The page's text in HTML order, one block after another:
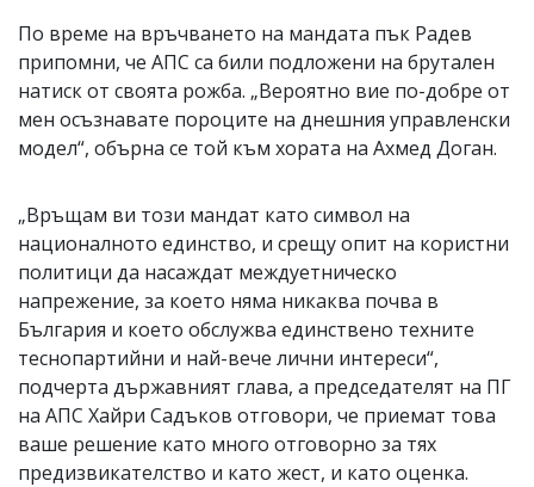
По време на връчването на мандата пък Радев
припомни, че АПС са били подложени на брутален
натиск от своята рожба. „Вероятно вие по-добре от
мен осъзнавате пороците на днешния управленски
модел“, обърна се той към хората на Ахмед Доган.
„Връщам ви този мандат като символ на
националното единство, и срещу опит на користни
политици да насаждат междуетническо
напрежение, за което няма никаква почва в
България и което обслужва единствено техните
теснопартийни и най-вече лични интереси“,
подчерта държавният глава, а председателят на ПГ
на АПС Хайри Садъков отговори, че приемат това
ваше решение като много отговорно за тях
предизвикателство и като жест, и като оценка.